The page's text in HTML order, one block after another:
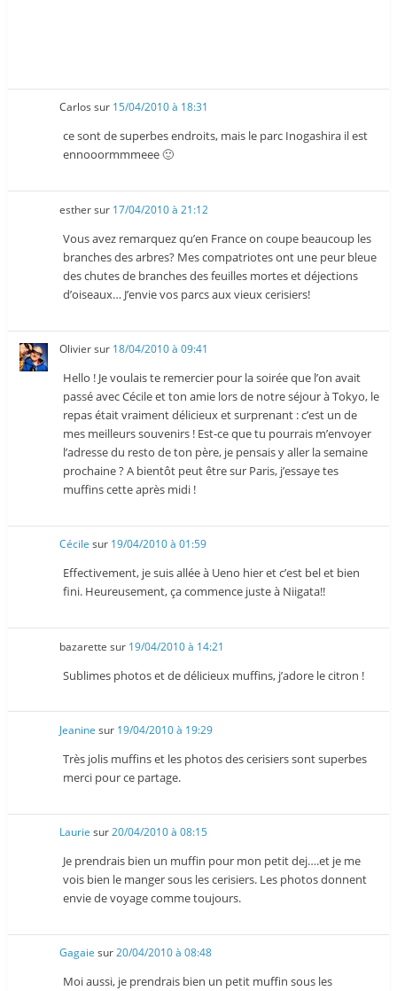
Carlos sur 15/04/2010 à 18:31
ce sont de superbes endroits, mais le parc Inogashira il est
ennooormmmeee 🙂
esthersur 17/04/2010 à 21:12
Vous avez remarquez qu’en France on coupe beaucoup les
branches des arbres? Mes compatriotes ont une peur bleue
des chutes de branches des feuilles mortes et déjections
d’oiseaux… J’envie vos parcs aux vieux cerisiers!
Oliviersur 18/04/2010 à 09:41
Hello ! Je voulais te remercier pour la soirée que l’on avait
passé avec Cécile et ton amie lors de notre séjour à Tokyo, le
repas était vraiment délicieux et surprenant : c’est un de
mes meilleurs souvenirs ! Est-ce que tu pourrais m’envoyer
l’adresse du resto de ton père, je pensais y aller la semaine
prochaine ? A bientôt peut être sur Paris, j’essaye tes
muffins cette après midi !
Cécile sur 19/04/2010 à 01:59
Effectivement, je suis allée à Ueno hier et c’est bel et bien
fini. Heureusement, ça commence juste à Niigata!!
bazarette sur 19/04/2010 à 14:21
Sublimes photos et de délicieux muffins, j’adore le citron !
Jeanine sur 19/04/2010 à 19:29
Très jolis muffins et les photos des cerisiers sont superbes
merci pour ce partage.
Laurie sur20/04/2010 à 08:15
Je prendrais bien un muffin pour mon petit dej….et je me
vois bien le manger sous les cerisiers. Les photos donnent
envie de voyage comme toujours.
Gagaie sur20/04/2010 à 08:48
Moi aussi, je prendrais bien un petit muffin sous les